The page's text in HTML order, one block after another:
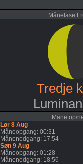
Månefase
Tredje
Måne op/
Lør 8 Aug
Måneopgang: 00:31
Månenedgang: 17:54
Søn 9 Aug
Måneopgang: 01:28
Månenedgang: 18:56